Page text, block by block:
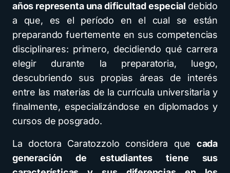
años representa una dificultad especial debido
a que, es el período en el cual se están
preparando fuertemente en sus competencias
disciplinares: primero, decidiendo qué carrera
elegir durante la preparatoria, luego,
descubriendo sus propias áreas de interés
entre las materias de la currícula universitaria y
finalmente, especializándose en diplomados y
cursos de posgrado.
La doctora Caratozzolo considera que cada
generación de estudiantes tiene sus